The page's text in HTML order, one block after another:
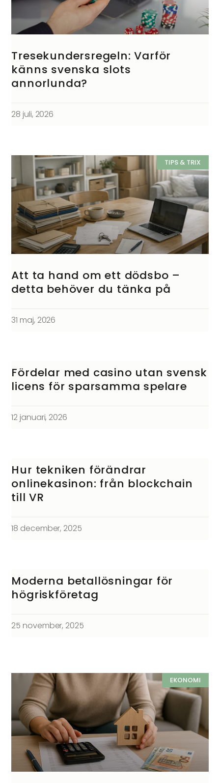
Tresekundersregeln: Varför
känns svenska slots
annorlunda?
28 juli, 2026
TIPS & TRIX
Att ta hand om ett dödsbo –
detta behöver du tänka på
31 maj, 2026
Fördelar med casino utan svensk
licens för sparsamma spelare
12 januari, 2026
Hur tekniken förändrar
onlinekasinon: från blockchain
till VR
18 december, 2025
Moderna betallösningar för
högriskföretag
25 november, 2025
EKONOMI